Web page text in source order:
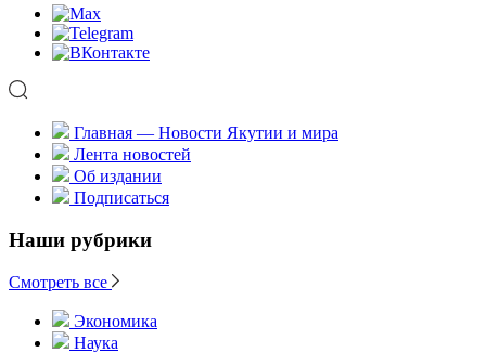
Главная — Новости Якутии и мира
Лента новостей
Об издании
Подписаться
Наши рубрики
Смотреть все
Экономика
Наука